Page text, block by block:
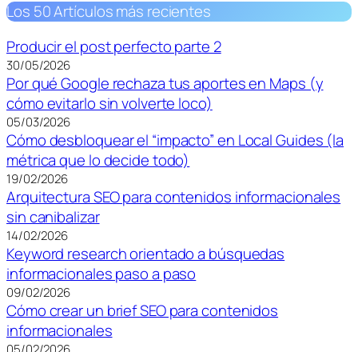
Los 50 Artículos más recientes
Producir el post perfecto parte 2
30/05/2026
Por qué Google rechaza tus aportes en Maps (y
cómo evitarlo sin volverte loco)
05/03/2026
Cómo desbloquear el “impacto” en Local Guides (la
métrica que lo decide todo)
19/02/2026
Arquitectura SEO para contenidos informacionales
sin canibalizar
14/02/2026
Keyword research orientado a búsquedas
informacionales paso a paso
09/02/2026
Cómo crear un brief SEO para contenidos
informacionales